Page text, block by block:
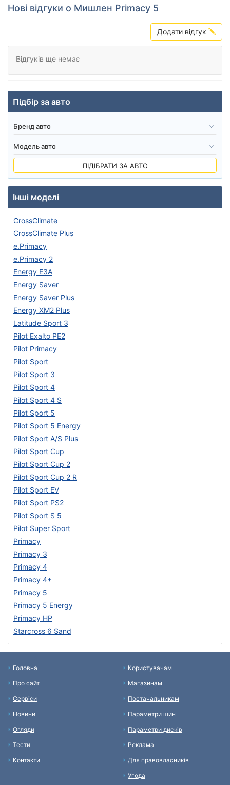
Нові відгуки о Мишлен Primacy 5
Додати відгук
Відгуків ще немає
Підбір за авто
ПІДІБРАТИ ЗА АВТО
Інші моделі
CrossClimate
CrossClimate Plus
e.Primacy
e.Primacy 2
Energy E3A
Energy Saver
Energy Saver Plus
Energy XM2 Plus
Latitude Sport 3
Pilot Exalto PE2
Pilot Primacy
Pilot Sport
Pilot Sport 3
Pilot Sport 4
Pilot Sport 4 S
Pilot Sport 5
Pilot Sport 5 Energy
Pilot Sport A/S Plus
Pilot Sport Cup
Pilot Sport Cup 2
Pilot Sport Cup 2 R
Pilot Sport EV
Pilot Sport PS2
Pilot Sport S 5
Pilot Super Sport
Primacy
Primacy 3
Primacy 4
Primacy 4+
Primacy 5
Primacy 5 Energy
Primacy HP
Starcross 6 Sand
Головна
Про сайт
Сервіси
Новини
Огляди
Тести
Контакти
Користувачам
Магазинам
Постачальникам
Параметри шин
Параметри дисків
Реклама
Для правовласників
Угода